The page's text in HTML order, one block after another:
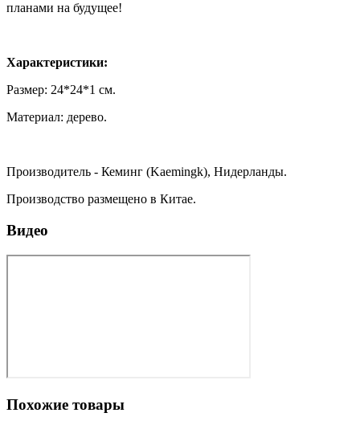
планами на будущее!
Характеристики:
Размер: 24*24*1 см.
Материал: дерево.
Производитель - Кеминг (Kaemingk), Нидерланды.
Производство размещено в Китае.
Видео
Похожие товары